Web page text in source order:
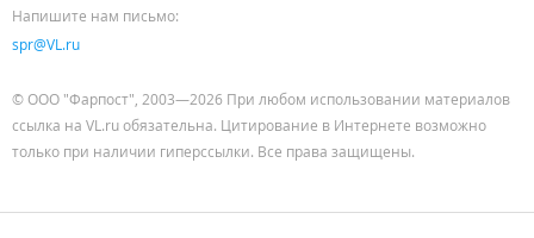
Напишите нам письмо:
spr@VL.ru
© ООО "Фарпост", 2003—2026 При любом использовании материалов
ссылка на VL.ru обязательна. Цитирование в Интернете возможно
только при наличии гиперссылки. Все права защищены.